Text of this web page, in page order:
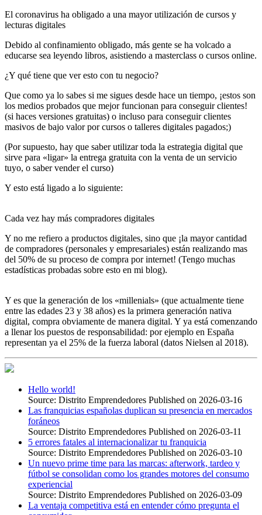
El coronavirus ha obligado a una mayor utilización de cursos y
lecturas digitales
Debido al confinamiento obligado, más gente se ha volcado a
educarse sea leyendo libros, asistiendo a masterclass o cursos online.
¿Y qué tiene que ver esto con tu negocio?
Que como ya lo sabes si me sigues desde hace un tiempo, ¡estos son
los medios probados que mejor funcionan para conseguir clientes!
(si haces versiones gratuitas) o incluso para conseguir clientes
masivos de bajo valor por cursos o talleres digitales pagados;)
(Por supuesto, hay que saber utilizar toda la estrategia digital que
sirve para «ligar» la entrega gratuita con la venta de un servicio
tuyo, o saber vender el curso)
Y esto está ligado a lo siguiente:
Cada vez hay más compradores digitales
Y no me refiero a productos digitales, sino que ¡la mayor cantidad
de compradores (personales y empresariales) están realizando mas
del 50% de su proceso de compra por internet! (Tengo muchas
estadísticas probadas sobre esto en mi blog).
Y es que la generación de los «millenials» (que actualmente tiene
entre las edades 23 y 38 años) es la primera generación nativa
digital, compra obviamente de manera digital. Y ya está comenzando
a llenar los puestos de responsabilidad: por ejemplo en España
representan ya el 25% de la fuerza laboral (datos Nielsen al 2018).
Hello world!
Source: Distrito Emprendedores Published on 2026-03-16
Las franquicias españolas duplican su presencia en mercados
foráneos
Source: Distrito Emprendedores Published on 2026-03-11
5 errores fatales al internacionalizar tu franquicia
Source: Distrito Emprendedores Published on 2026-03-10
Un nuevo prime time para las marcas: afterwork, tardeo y
fútbol se consolidan como los grandes motores del consumo
experiencial
Source: Distrito Emprendedores Published on 2026-03-09
La ventaja competitiva está en entender cómo pregunta el